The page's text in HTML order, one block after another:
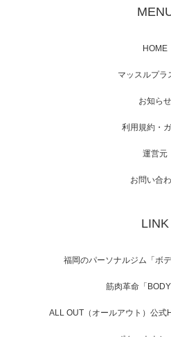
映画「メカバー
【TV】NHK BS
「ねとらぼ」さ
HOME
マッスルプラ
お知らせ
利用規約・
運営元
お問い合
LINK
福岡のパーソナルジム「ボ
筋肉革命「BODY
ALL OUT（オールアウト）公式